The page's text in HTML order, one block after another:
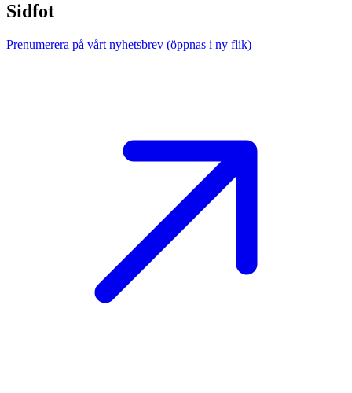
Sidfot
Prenumerera på vårt nyhetsbrev (öppnas i ny flik)